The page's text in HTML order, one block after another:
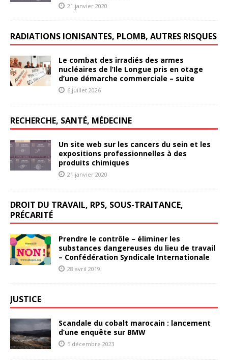
21 janvier 2020
RADIATIONS IONISANTES, PLOMB, AUTRES RISQUES
Le combat des irradiés des armes
nucléaires de l’Ile Longue pris en otage
d’une démarche commerciale – suite
6 juillet 2026
RECHERCHE, SANTÉ, MÉDECINE
Un site web sur les cancers du sein et les
expositions professionnelles à des
produits chimiques
21 janvier 2020
DROIT DU TRAVAIL, RPS, SOUS-TRAITANCE,
PRÉCARITÉ
Prendre le contrôle – éliminer les
substances dangereuses du lieu de travail
– Confédération Syndicale Internationale
28 avril 2019
JUSTICE
Scandale du cobalt marocain : lancement
d’une enquête sur BMW
5 décembre 2023